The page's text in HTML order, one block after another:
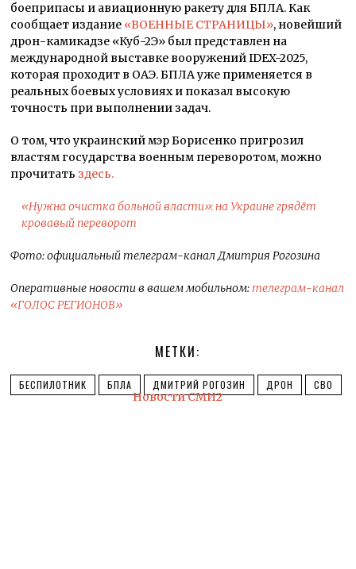
боеприпасы и авиационную ракету для БПЛА. Как
сообщает издание «ВОЕННЫЕ СТРАНИЦЫ», новейший
дрон-камикадзе «Куб-2Э» был представлен на
международной выставке вооружений IDEX-2025,
которая проходит в ОАЭ. БПЛА уже применяется в
реальных боевых условиях и показал высокую
точность при выполнении задач.
О том, что украинский мэр Борисенко пригрозил
властям государства военным переворотом, можно
прочитать здесь.
«Нужна очистка больной власти»: на Украине грядёт
кровавый переворот
Фото: официальный телеграм-канал Дмитрия Рогозина
Оперативные новости в вашем мобильном:телеграм-канал
«ГОЛОС РЕГИОНОВ»
МЕТКИ:
БЕСПИЛОТНИК БПЛА ДМИТРИЙ РОГОЗИН ДРОН СВО
Новости СМИ2